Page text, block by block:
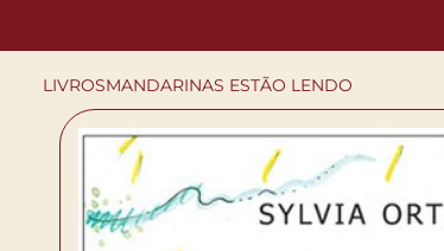
LIVROSMANDARINAS ESTÃO LENDO